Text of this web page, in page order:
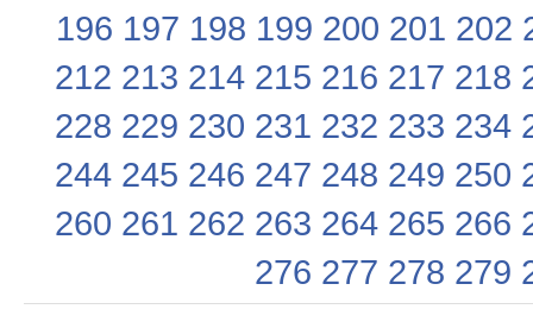
196 197 198 199 200 201 202
212 213 214 215 216 217 218
228 229 230 231 232 233 234
244 245 246 247 248 249 250
260 261 262 263 264 265 266
276 277 278 279